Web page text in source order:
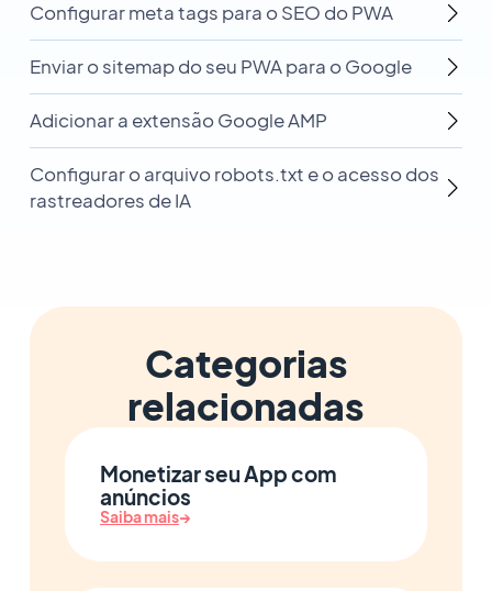
Configurar meta tags para o SEO do PWA
Enviar o sitemap do seu PWA para o Google
Adicionar a extensão Google AMP
Configurar o arquivo robots.txt e o acesso dos
rastreadores de IA
Categorias
relacionadas
Monetizar seu App com
anúncios
Saiba mais→